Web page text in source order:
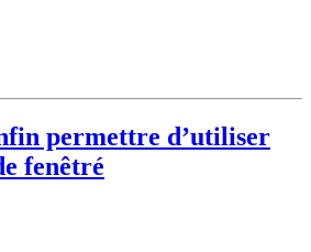
permettre d’utiliser
fenêtré